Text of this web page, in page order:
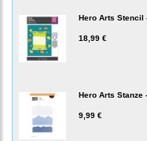
Hero Arts Stencil
18,99 €
Hero Arts Stanze
9,99 €